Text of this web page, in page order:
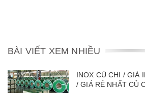
BÀI VIẾT XEM NHIỀU
INOX CỦ CHI / GIÁ
/ GIÁ RẺ NHẤT CỦ